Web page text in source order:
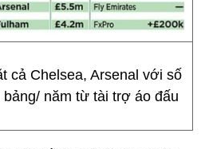
cả Chelsea, Arsenal với số
năm từ tài trợ áo đấu